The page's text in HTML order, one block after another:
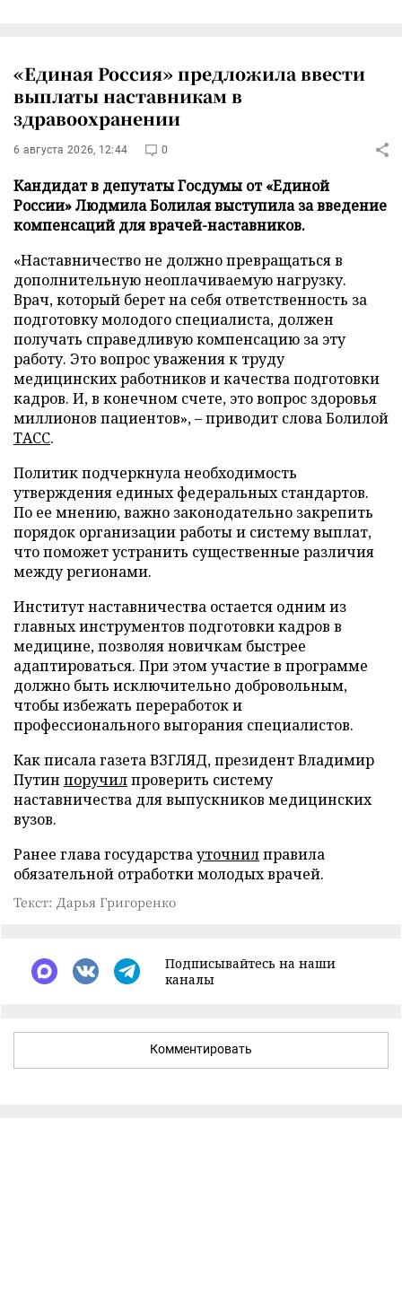
«Единая Россия» предложила ввести
выплаты наставникам в
здравоохранении
6 августа 2026, 12:44 0
Кандидат в депутаты Госдумы от «Единой
России» Людмила Болилая выступила за введение
компенсаций для врачей-наставников.
«Наставничество не должно превращаться в
дополнительную неоплачиваемую нагрузку.
Врач, который берет на себя ответственность за
подготовку молодого специалиста, должен
получать справедливую компенсацию за эту
работу. Это вопрос уважения к труду
медицинских работников и качества подготовки
кадров. И, в конечном счете, это вопрос здоровья
миллионов пациентов», – приводит слова Болилой
ТАСС.
Политик подчеркнула необходимость
утверждения единых федеральных стандартов.
По ее мнению, важно законодательно закрепить
порядок организации работы и систему выплат,
что поможет устранить существенные различия
между регионами.
Институт наставничества остается одним из
главных инструментов подготовки кадров в
медицине, позволяя новичкам быстрее
адаптироваться. При этом участие в программе
должно быть исключительно добровольным,
чтобы избежать переработок и
профессионального выгорания специалистов.
Как писала газета ВЗГЛЯД, президент Владимир
Путин поручилпроверить систему
наставничества для выпускников медицинских
вузов.
Ранее глава государствауточнилправила
обязательной отработки молодых врачей.
Текст: Дарья Григоренко
Подписывайтесь на наши
каналы
Комментировать